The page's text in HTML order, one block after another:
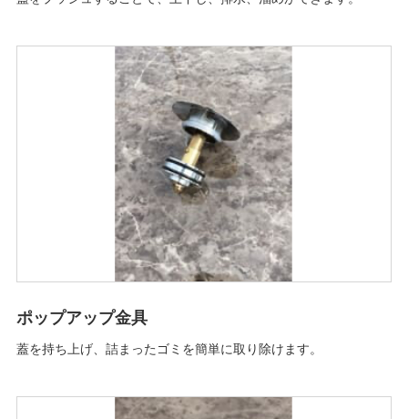
ポップアップ金具
蓋を持ち上げ、詰まったゴミを簡単に取り除けます。